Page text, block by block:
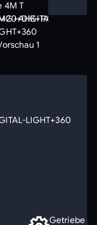
LIGHT+360
Getriebe